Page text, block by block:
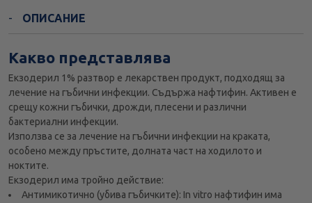
ОПИСАНИЕ
Какво представлява
Екзодерил 1% разтвор e лекарствен продукт, подходящ за
лечение на гъбични инфекции. Съдържа нафтифин. Активен е
срещу кожни гъбички, дрожди, плесени и различни
бактериални инфекции.
Използва се за лечение на гъбични инфекции на краката,
особено между пръстите, долната част на ходилото и
ноктите.
Екзодерил има тройно действие:
Антимикотично (убива гъбичките): In vitro нафтифин има